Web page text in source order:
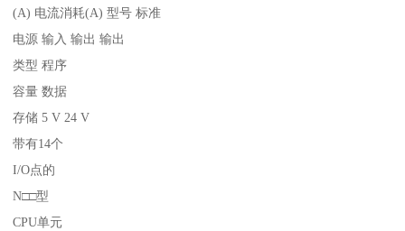
(A) 电流消耗(A) 型号 标准
电源 输入 输出 输出
类型 程序
容量 数据
存储 5 V 24 V
带有14个
I/O点的
N□□型
CPU单元